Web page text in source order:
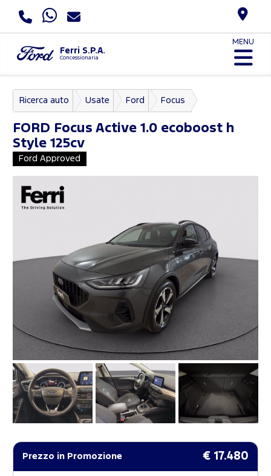
Ferri S.P.A.
Concessionaria
MENU
Ricerca auto Usate Ford Focus
FORD Focus Active 1.0 ecoboost h
Style 125cv
Ford Approved
Prezzo in Promozione € 17.480